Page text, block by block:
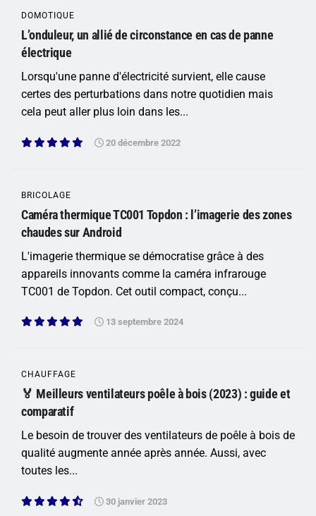
DOMOTIQUE
L’onduleur, un allié de circonstance en cas de panne
électrique
Lorsqu'une panne d'électricité survient, elle cause
certes des perturbations dans notre quotidien mais
cela peut aller plus loin dans les...
20 décembre 2022
BRICOLAGE
Caméra thermique TC001 Topdon : l’imagerie des zones
chaudes sur Android
L'imagerie thermique se démocratise grâce à des
appareils innovants comme la caméra infrarouge
TC001 de Topdon. Cet outil compact, conçu...
13 septembre 2024
CHAUFFAGE
🏅 Meilleurs ventilateurs poêle à bois (2023) : guide et
comparatif
Le besoin de trouver des ventilateurs de poêle à bois de
qualité augmente année après année. Aussi, avec
toutes les...
30 janvier 2023